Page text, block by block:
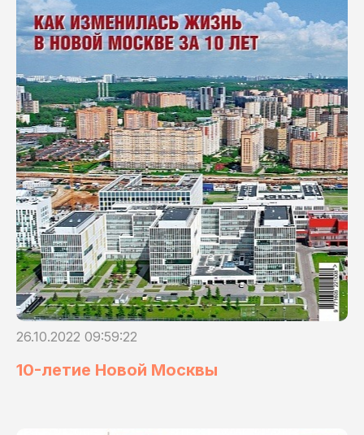
26.10.2022 09:59:22
10-летие Новой Москвы